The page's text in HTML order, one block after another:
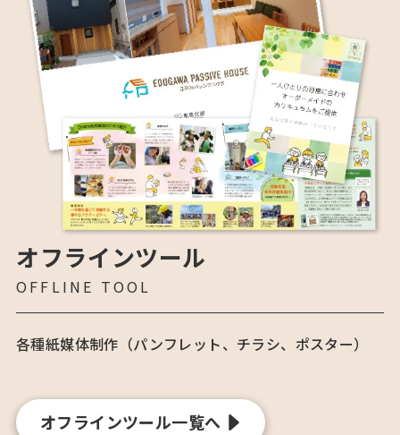
オフラインツール
OFFLINE TOOL
各種紙媒体制作（パンフレット、チラシ、ポスター）
オフラインツール一覧へ